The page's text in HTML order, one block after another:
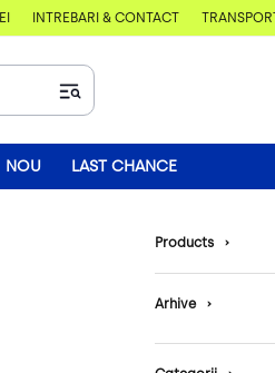
ÎNTREBĂRI & CONTACT
NOU LAST CHANCE
Products ›
Arhive ›